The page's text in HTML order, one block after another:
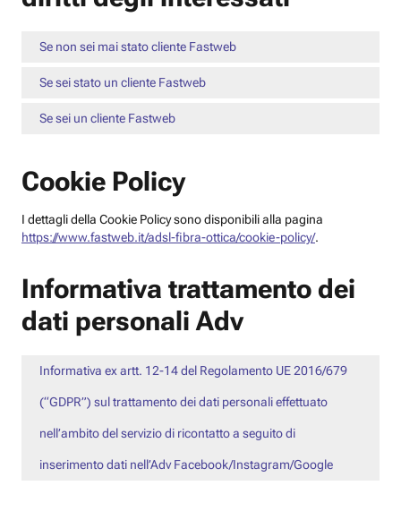
Se non sei mai stato cliente Fastweb
Se sei stato un cliente Fastweb
Se sei un cliente Fastweb
Cookie Policy
I dettagli della Cookie Policy sono disponibili alla pagina
https://www.fastweb.it/adsl-fibra-ottica/cookie-policy/.
Informativa trattamento dei
dati personali Adv
Informativa ex artt. 12-14 del Regolamento UE 2016/679
(“GDPR”) sul trattamento dei dati personali effettuato
nell’ambito del servizio di ricontatto a seguito di
inserimento dati nell’Adv Facebook/Instagram/Google